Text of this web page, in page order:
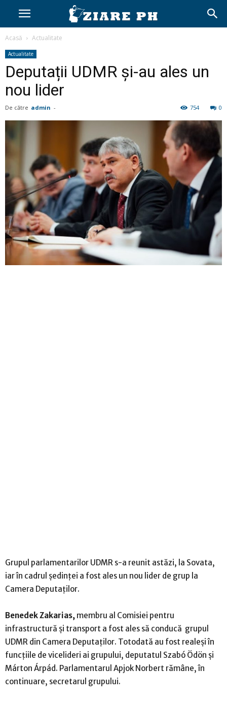
Acasă Actualitate
Actualitate
Deputații UDMR și-au ales un
nou lider
De către admin - 0
754
Grupul parlamentarilor UDMR s-a reunit astăzi, la Sovata,
iar în cadrul ședinței a fost ales un nou lider de grup la
Camera Deputaților.
Benedek Zakarias, membru al Comisiei pentru
infrastructură și transport a fost ales să conducă grupul
UDMR din Camera Deputaților. Totodată au fost realeși în
funcțiile de vicelideri ai grupului, deputatul Szabó Ödön și
Márton Árpád. Parlamentarul Apjok Norbert rămâne, în
continuare, secretarul grupului.